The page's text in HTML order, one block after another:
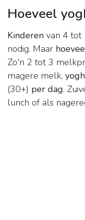
Hoeveel
Kinderen van 4 tot
nodig. Maar
Zo'n 2 tot 3
magere melk,
(30+) per dag.
lunch of als